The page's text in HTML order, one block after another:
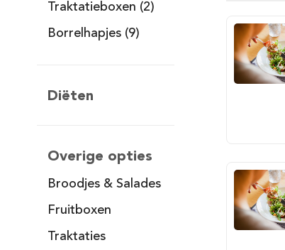
Traktatieboxen (2)
Borrelhapjes (9)
Diëten
Overige opties
Broodjes & Salades
Fruitboxen
Traktaties